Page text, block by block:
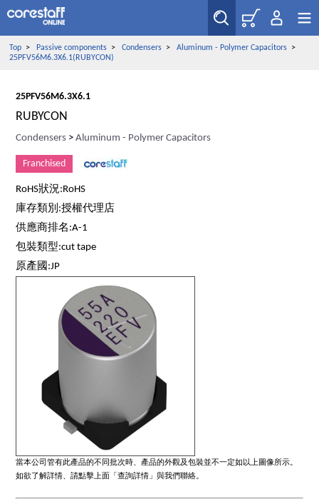
Top> Passive components> Condensers> Aluminum - Polymer Capacitors>
25PFV56M6.3X6.1(RUBYCON)
25PFV56M6.3X6.1
RUBYCON
Condensers >Aluminum - Polymer Capacitors
Franchised
RoHS狀況:RoHS
庫存類別:授權代理店
供應商排名:A-1
包裝類型:cut tape
原產國:JP
當本公司管有此產品的不同批次時、產品的外觀及包裝並不一定如以上圖像所示。
如欲了解詳情、請點擊上面「查詢詳情」與我們聯絡。